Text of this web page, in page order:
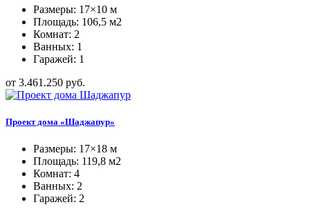
Размеры: 17×10 м
Площадь: 106,5 м2
Комнат: 2
Ванных: 1
Гаражей: 1
от 3.461.250 руб.
Проект дома «Шаджапур»
Размеры: 17×18 м
Площадь: 119,8 м2
Комнат: 4
Ванных: 2
Гаражей: 2